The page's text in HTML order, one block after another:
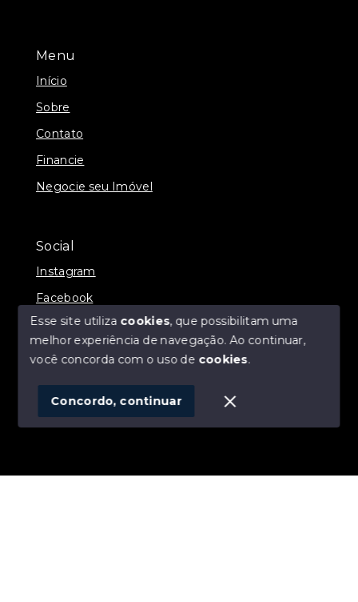
Menu
Início
Sobre
Contato
Financie
Negocie seu Imóvel
Social
Instagram
Facebook
© Copyright 2026 - ALEXANDRE LINS IMÓVEIS -
SITE PARA IMOBILIARIA
Esse site utiliza cookies, que possibilitam uma
melhor experiência de navegação.Ao continuar,
você concorda com o uso de cookies.
Concordo, continuar